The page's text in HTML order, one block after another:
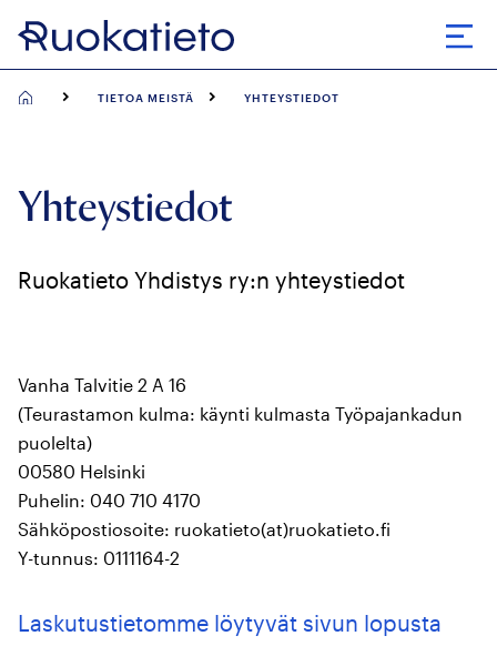
Siirry
suoraan
TIETOA MEISTÄ YHTEYSTIEDOT
Yhteystiedot
Ruokatieto Yhdistys ry:n yhteystiedot
Vanha Talvitie 2 A 16
(Teurastamon kulma: käynti kulmasta Työpajankadun
puolelta)
00580 Helsinki
Puhelin: 040 710 4170
Sähköpostiosoite: ruokatieto(at)ruokatieto.fi
Y-tunnus: 0111164-2
Laskutustietomme löytyvät sivun lopusta